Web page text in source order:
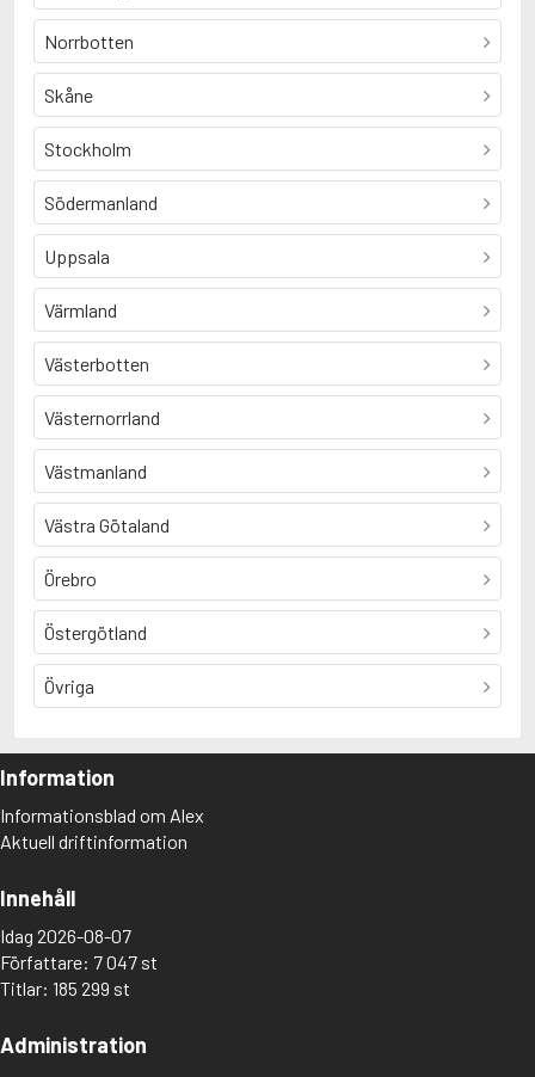
Norrbotten
Skåne
Stockholm
Södermanland
Uppsala
Värmland
Västerbotten
Västernorrland
Västmanland
Västra Götaland
Örebro
Östergötland
Övriga
Information
Informationsblad om Alex
Aktuell driftinformation
Innehåll
Idag 2026-08-07
Författare: 7 047 st
Titlar: 185 299 st
Administration